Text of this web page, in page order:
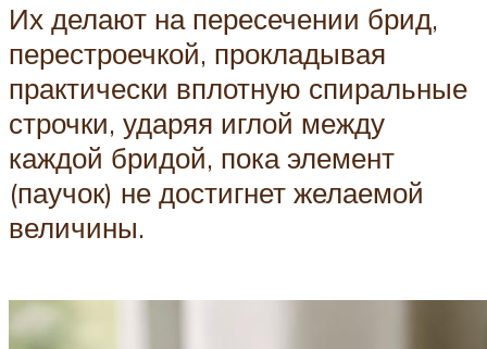
Их делают на пересечении брид,
перестроечкой, прокладывая
практически вплотную спиральные
строчки, ударяя иглой между
каждой бридой, пока элемент
(паучок) не достигнет желаемой
величины.